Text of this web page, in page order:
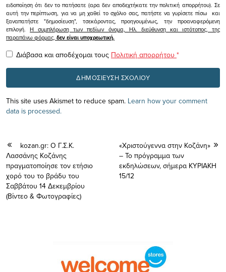
ειδοποίηση ότι δεν το πατήσατε (αρα δεν αποδεχτήκατε την πολιτική απορρήτου). Σε
αυτή την περίπτωση, για να μη χαθεί το σχόλιο σας, πατήστε να γυρίσετε πίσω και
ξαναπατήστε "δημοσίευση", τσεκάροντας, προηγουμένως, την προαναφερόμενη
επιλογή.Η συμπλήρωση των πεδίων όνομα, Ηλ. διεύθυνση και ιστότοπος, της
παραπάνω φόρμας, δεν είναι υποχρεωτική.
Διάβασα και αποδέχομαι τους Πολιτική απορρήτου *
This site uses Akismet to reduce spam. Learn how your comment
data is processed.
kozan.gr: Ο Γ.Σ.Κ.
Λασσάνης Κοζάνης
πραγματοποίησε τον ετήσιο
χορό του το βράδυ του
Σαββάτου 14 Δεκεμβρίου
(Βίντεο & Φωτογραφίες)
«Χριστούγεννα στην Κοζάνη»
– Το πρόγραμμα των
εκδηλώσεων, σήμερα ΚΥΡΙΑΚΗ
15/12